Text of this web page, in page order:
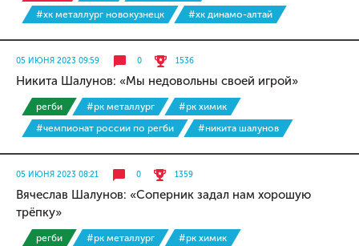
#хк металлург новокузнецк
#хк динамо-алтай
05 ИЮНЯ 2023 09:59 0 1536
Никита Шалунов: «Мы недовольны своей игрой»
регби #рк металлург
#рк химик
#чемпионат россии по регби
#никита шалунов
05 ИЮНЯ 2023 08:21 0 1359
Вячеслав Шалунов: «Соперник задал нам хорошую
трёпку»
регби #рк металлург
#рк химик